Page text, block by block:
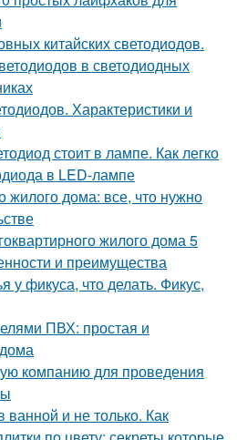
китайских светодиодов.
в светодиодных
Характеристики и
стоит в лампе. Как легко
в LED-лампе
жилого дома: все, что нужно
жилого дома 5
и преимущества
фикуса, что делать. Фикус,
ПВХ: простая и
компанию для проведения
ванной и не только. Как